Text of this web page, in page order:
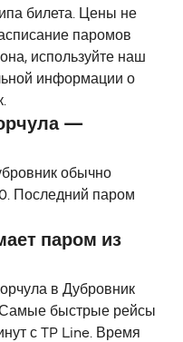
билета. Цены не
паромов
используйте наш
информации о
—
обычно
Последний паром
паром из
в Дубровник
Самые быстрые рейсы
с TP Line. Время